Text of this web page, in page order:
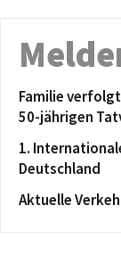
Familie
50-jährigen
1.
Deutschland
Aktuelle